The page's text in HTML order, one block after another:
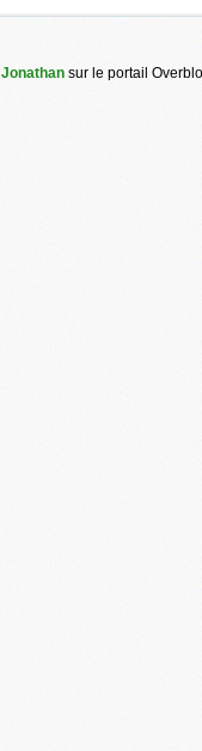
Jonathan sur le portail